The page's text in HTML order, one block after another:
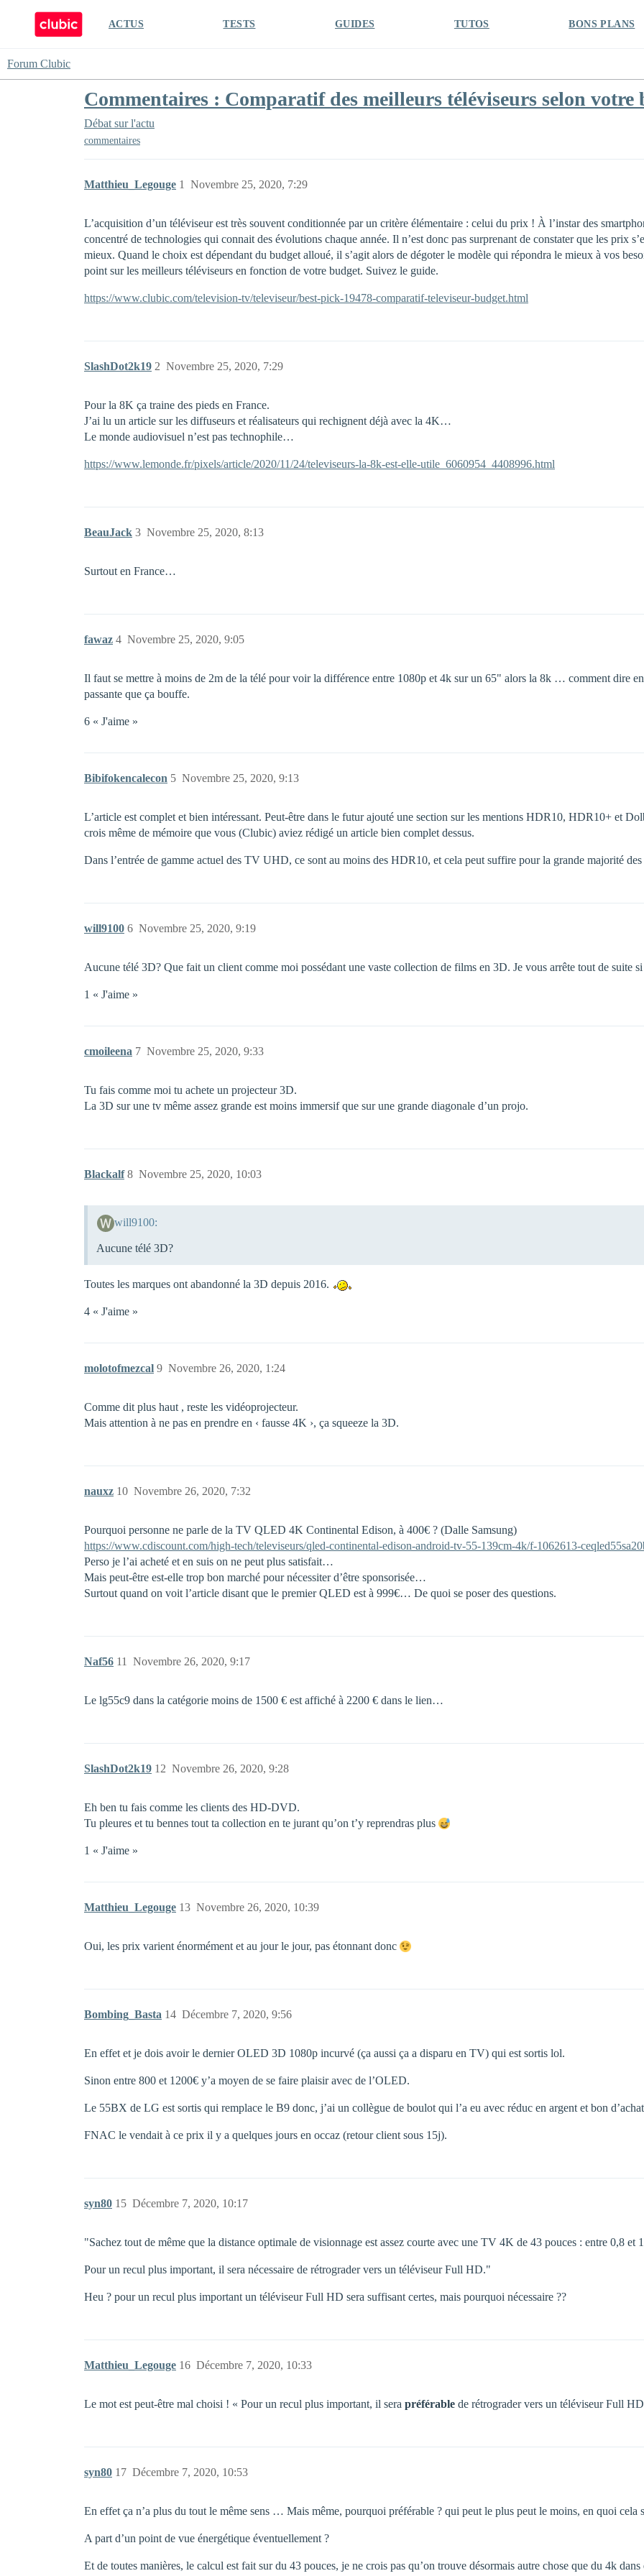
ACTUS TESTS GUIDES TUTOS BONS PLANS
Forum Clubic
Commentaires : Comparatif des meilleurs téléviseurs selon votre
Débat sur l'actu
commentaires
Matthieu_Legouge Novembre 25, 2020, 7:29
1
L’acquisition d’un téléviseur est très souvent conditionnée par un critère élémentaire : celui du prix ! À l’instar des
concentré de technologies qui connait des évolutions chaque année. Il n’est donc pas surprenant de constater que les prix
mieux. Quand le choix est dépendant du budget alloué, il s’agit alors de dégoter le modèle qui répondra le mieux à vos
point sur les meilleurs téléviseurs en fonction de votre budget. Suivez le guide.
https://www.clubic.com/television-tv/televiseur/best-pick-19478-comparatif-televiseur-budget.html
SlashDot2k19 Novembre 25, 2020, 7:29
2
Pour la 8K ça traine des pieds en France.
J’ai lu un article sur les diffuseurs et réalisateurs qui rechignent déjà avec la 4K…
Le monde audiovisuel n’est pas technophile…
https://www.lemonde.fr/pixels/article/2020/11/24/televiseurs-la-8k-est-elle-utile_6060954_4408996.html
BeauJack Novembre 25, 2020, 8:13
3
Surtout en France…
fawaz Novembre 25, 2020, 9:05
4
Il faut se mettre à moins de 2m de la télé pour voir la différence entre 1080p et 4k sur un 65" alors la 8k … comment dire
passante que ça bouffe.
6 « J'aime »
Bibifokencalecon Novembre 25, 2020, 9:13
5
L’article est complet et bien intéressant. Peut-être dans le futur ajouté une section sur les mentions HDR10, HDR10+ et
crois même de mémoire que vous (Clubic) aviez rédigé un article bien complet dessus.
Dans l’entrée de gamme actuel des TV UHD, ce sont au moins des HDR10, et cela peut suffire pour la grande majorité des
will9100 Novembre 25, 2020, 9:19
6
Aucune télé 3D? Que fait un client comme moi possédant une vaste collection de films en 3D. Je vous arrête tout de
1 « J'aime »
cmoileena Novembre 25, 2020, 9:33
7
Tu fais comme moi tu achete un projecteur 3D.
La 3D sur une tv même assez grande est moins immersif que sur une grande diagonale d’un projo.
Blackalf Novembre 25, 2020, 10:03
8
will9100:
Aucune télé 3D?
Toutes les marques ont abandonné la 3D depuis 2016.
4 « J'aime »
molotofmezcal Novembre 26, 2020, 1:24
9
Comme dit plus haut , reste les vidéoprojecteur.
Mais attention à ne pas en prendre en ‹ fausse 4K ›, ça squeeze la 3D.
nauxz Novembre 26, 2020, 7:32
10
Pourquoi personne ne parle de la TV QLED 4K Continental Edison, à 400€ ? (Dalle Samsung)
https://www.cdiscount.com/high-tech/televiseurs/qled-continental-edison-android-tv-55-139cm-4k/f-1062613-
Perso je l’ai acheté et en suis on ne peut plus satisfait…
Mais peut-être est-elle trop bon marché pour nécessiter d’être sponsorisée…
Surtout quand on voit l’article disant que le premier QLED est à 999€… De quoi se poser des questions.
Naf56 Novembre 26, 2020, 9:17
11
Le lg55c9 dans la catégorie moins de 1500 € est affiché à 2200 € dans le lien…
SlashDot2k19 Novembre 26, 2020, 9:28
12
Eh ben tu fais comme les clients des HD-DVD.
Tu pleures et tu bennes tout ta collection en te jurant qu’on t’y reprendras plus
1 « J'aime »
Matthieu_Legouge Novembre 26, 2020, 10:39
13
Oui, les prix varient énormément et au jour le jour, pas étonnant donc
Bombing_Basta Décembre 7, 2020, 9:56
14
En effet et je dois avoir le dernier OLED 3D 1080p incurvé (ça aussi ça a disparu en TV) qui est sortis lol.
Sinon entre 800 et 1200€ y’a moyen de se faire plaisir avec de l’OLED.
Le 55BX de LG est sortis qui remplace le B9 donc, j’ai un collègue de boulot qui l’a eu avec réduc en argent et bon
FNAC le vendait à ce prix il y a quelques jours en occaz (retour client sous 15j).
syn80 Décembre 7, 2020, 10:17
15
"Sachez tout de même que la distance optimale de visionnage est assez courte avec une TV 4K de 43 pouces : entre 0,8 et
Pour un recul plus important, il sera nécessaire de rétrograder vers un téléviseur Full HD."
Heu ? pour un recul plus important un téléviseur Full HD sera suffisant certes, mais pourquoi nécessaire ??
Matthieu_Legouge Décembre 7, 2020, 10:33
16
Le mot est peut-être mal choisi ! « Pour un recul plus important, il sera préférable de rétrograder vers un téléviseur Full
syn80 Décembre 7, 2020, 10:53
17
En effet ça n’a plus du tout le même sens … Mais même, pourquoi préférable ? qui peut le plus peut le moins, en quoi cela
A part d’un point de vue énergétique éventuellement ?
Et de toutes manières, le calcul est fait sur du 43 pouces, je ne crois pas qu’on trouve désormais autre chose que du 4k